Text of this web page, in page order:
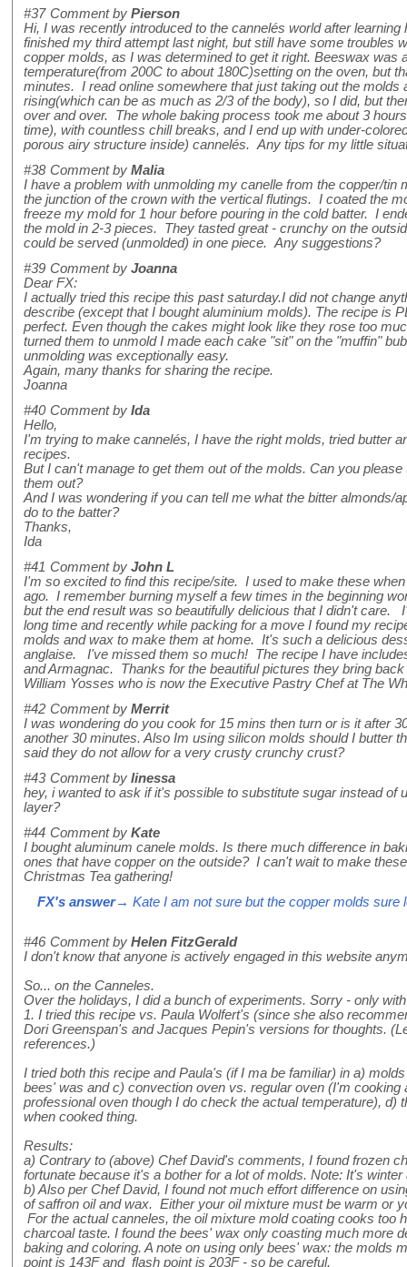
#37 Comment by Pierson
Hi, I was recently introduced to the cannelés world after
finished my third attempt last night, but still have some troubles
copper molds, as I was determined to get it right. Beeswax was
temperature(from 200C to about 180C)setting on the oven, but
minutes. I read online somewhere that just taking out the molds
rising(which can be as much as 2/3 of the body), so I did, but
over and over. The whole baking process took me about 3
time), with countless chill breaks, and I end up with under-
porous airy structure inside) cannelés. Any tips for my little
#38 Comment by Malia
I have a problem with unmolding my canelle from the copper/tin
the junction of the crown with the vertical flutings. I coated the
freeze my mold for 1 hour before pouring in the cold batter. I
the mold in 2-3 pieces. They tasted great - crunchy on the
could be served (unmolded) in one piece. Any suggestions?
#39 Comment by Joanna
Dear FX:
I actually tried this recipe this past saturday.I did not change
describe (except that I bought aluminium molds). The recipe is
perfect. Even though the cakes might look like they rose too
turned them to unmold I made each cake "sit" on the "muffin"
unmolding was exceptionally easy.
Again, many thanks for sharing the recipe.
Joanna
#40 Comment by Ida
Hello,
I'm trying to make cannelés, I have the right molds, tried butter
recipes.
But I can't manage to get them out of the molds. Can you
them out?
And I was wondering if you can tell me what the bitter almonds/
do to the batter?
Thanks,
Ida
#41 Comment by John L
I'm so excited to find this recipe/site. I used to make these
ago. I remember burning myself a few times in the beginning
but the end result was so beautifully delicious that I didn't care.
long time and recently while packing for a move I found my
molds and wax to make them at home. It's such a delicious
anglaise. I've missed them so much! The recipe I have
and Armagnac. Thanks for the beautiful pictures they bring
William Yosses who is now the Executive Pastry Chef at The
#42 Comment by Merrit
I was wondering do you cook for 15 mins then turn or is it after
another 30 minutes. Also Im using silicon molds should I butter
said they do not allow for a very crusty crunchy crust?
#43 Comment by linessa
hey, i wanted to ask if it's possible to substitute sugar instead of
layer?
#44 Comment by Kate
I bought aluminum canele molds. Is there much difference in
ones that have copper on the outside? I can't wait to make
Christmas Tea gathering!
FX's answer→ Kate I am not sure but the copper molds sure
#46 Comment by Helen FitzGerald
I don't know that anyone is actively engaged in this website
So... on the Canneles.
Over the holidays, I did a bunch of experiments. Sorry - only
1. I tried this recipe vs. Paula Wolfert's (since she also
Dori Greenspan's and Jacques Pepin's versions for thoughts.
references.)
I tried both this recipe and Paula's (if I ma be familiar) in a)
bees' was and c) convection oven vs. regular oven (I'm cooking
professional oven though I do check the actual temperature), d)
when cooked thing.
Results:
a) Contrary to (above) Chef David's comments, I found frozen
fortunate because it's a bother for a lot of molds. Note: It's
b) Also per Chef David, I found not much effort difference on
of saffron oil and wax. Either your oil mixture must be warm or
For the actual canneles, the oil mixture mold coating cooks too
charcoal taste. I found the bees' wax only coasting much more
baking and coloring. A note on using only bees' wax: the molds
point is 143F and flash point is 203F - so be careful.